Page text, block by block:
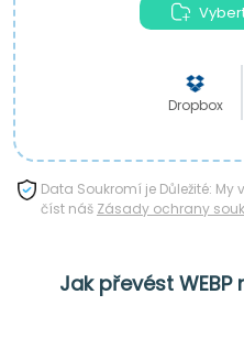
Dropbox
Data Soukromí je Důležité:
číst náš Zásady ochrany
Jak převést WEBP